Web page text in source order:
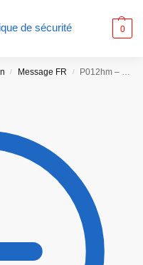
0
/ Message FR / P012hm – Charge lourde interdite